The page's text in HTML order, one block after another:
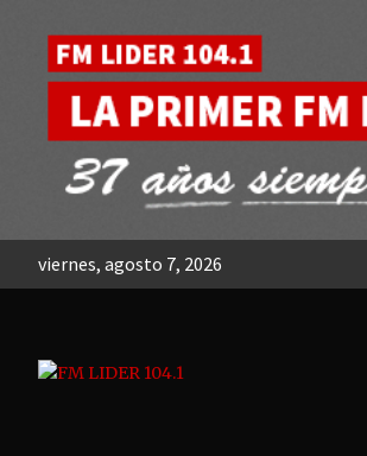
content
viernes, agosto 7, 2026